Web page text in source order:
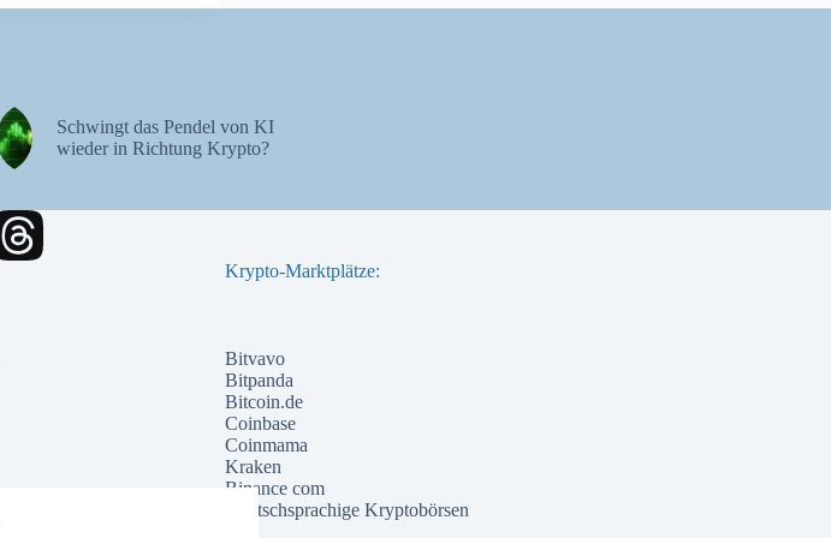
Schwingt das Pendel von KI
wieder in Richtung Krypto?
Krypto-Marktplätze:
Bitvavo
Bitpanda
Bitcoin.de
Coinbase
Coinmama
Kraken
Binance com
Deutschsprachige Kryptobörsen